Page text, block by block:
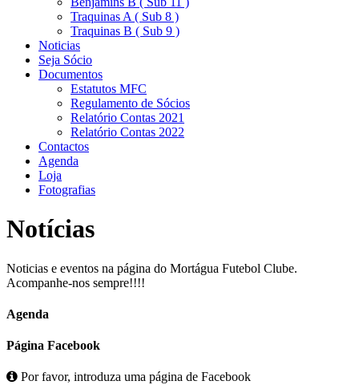
Traquinas A ( Sub 8 )
Traquinas B ( Sub 9 )
Noticias
Seja Sócio
Documentos
Estatutos MFC
Regulamento de Sócios
Relatório Contas 2021
Relatório Contas 2022
Contactos
Agenda
Loja
Fotografias
Notícias
Noticias e eventos na página do Mortágua Futebol Clube.
Acompanhe-nos sempre!!!!
Agenda
Página Facebook
Por favor, introduza uma página de Facebook